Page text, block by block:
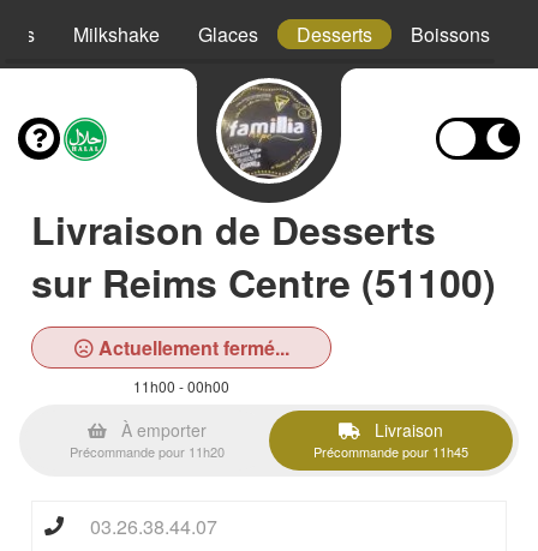
Milkshake Glaces Desserts Boissons
Livraison de Desserts
sur Reims Centre (51100)
Actuellement fermé...
11h00 - 00h00
À emporter
Précommande pour 11h20
Livraison
Précommande pour 11h45
03.26.38.44.07